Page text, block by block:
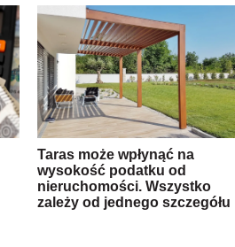
Taras może wpłynąć na
wysokość podatku od
nieruchomości. Wszystko
zależy od jednego szczegółu